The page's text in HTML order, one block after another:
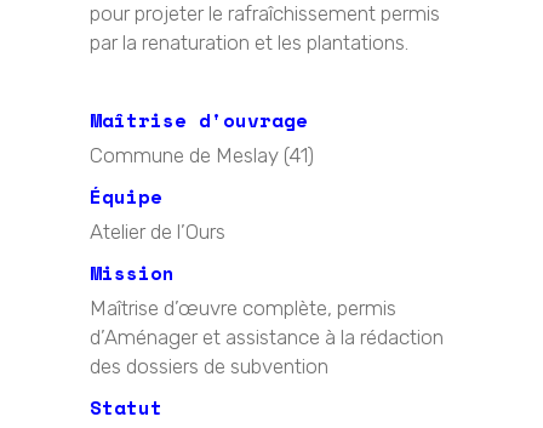
pour projeter le rafraîchissement permis
par la renaturation et les plantations.
Maîtrise d'ouvrage
Commune de Meslay (41)
Équipe
Atelier de l’Ours
Mission
Maîtrise d’œuvre complète, permis
d’Aménager et assistance à la rédaction
des dossiers de subvention
Statut